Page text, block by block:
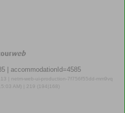
TourWeb
| accommodationId=4585
| netm-web-ui-production-7f756f55dd-mm9vq
AM) | 219 (194|168)